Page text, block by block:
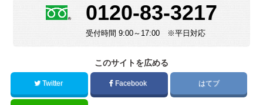
0120-83-3217
受付時間 9:00～17:00 ※平日対応
このサイトを広める
Twitter Facebook はてブ